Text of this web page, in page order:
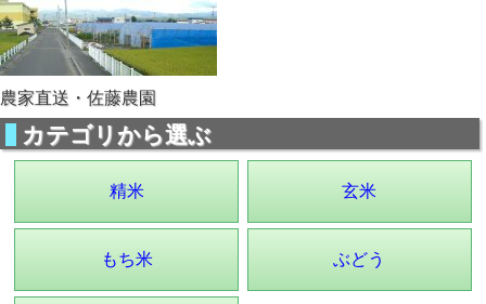
農家直送・佐藤農園
カテゴリから選ぶ
精米 玄米
もち米 ぶどう